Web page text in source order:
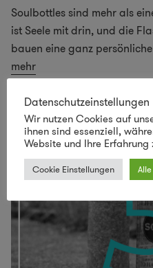
Soulbottles sind mehr als
ist Seele mit drin, und die
bauen eine ganz
mehr
Datenschutzeinstellungen
Wir nutzen Cookies auf
ihnen sind essenziell,
Website und Ihre Erfahrung
Cookie Einstellungen